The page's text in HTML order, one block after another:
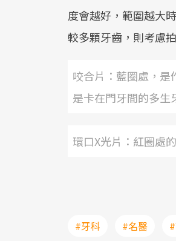
度會越好，範圍越大
較多顆牙齒，則考慮
咬合片：藍圈處，
是卡在門牙間的多生
環口X光片：紅圈處
#牙科 #名醫